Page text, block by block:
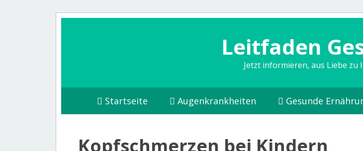
Leitfaden
Jetzt informieren, aus Liebe zu
Startseite Augenkrankheiten Gesunde
Kopfschmerzen bei Kindern